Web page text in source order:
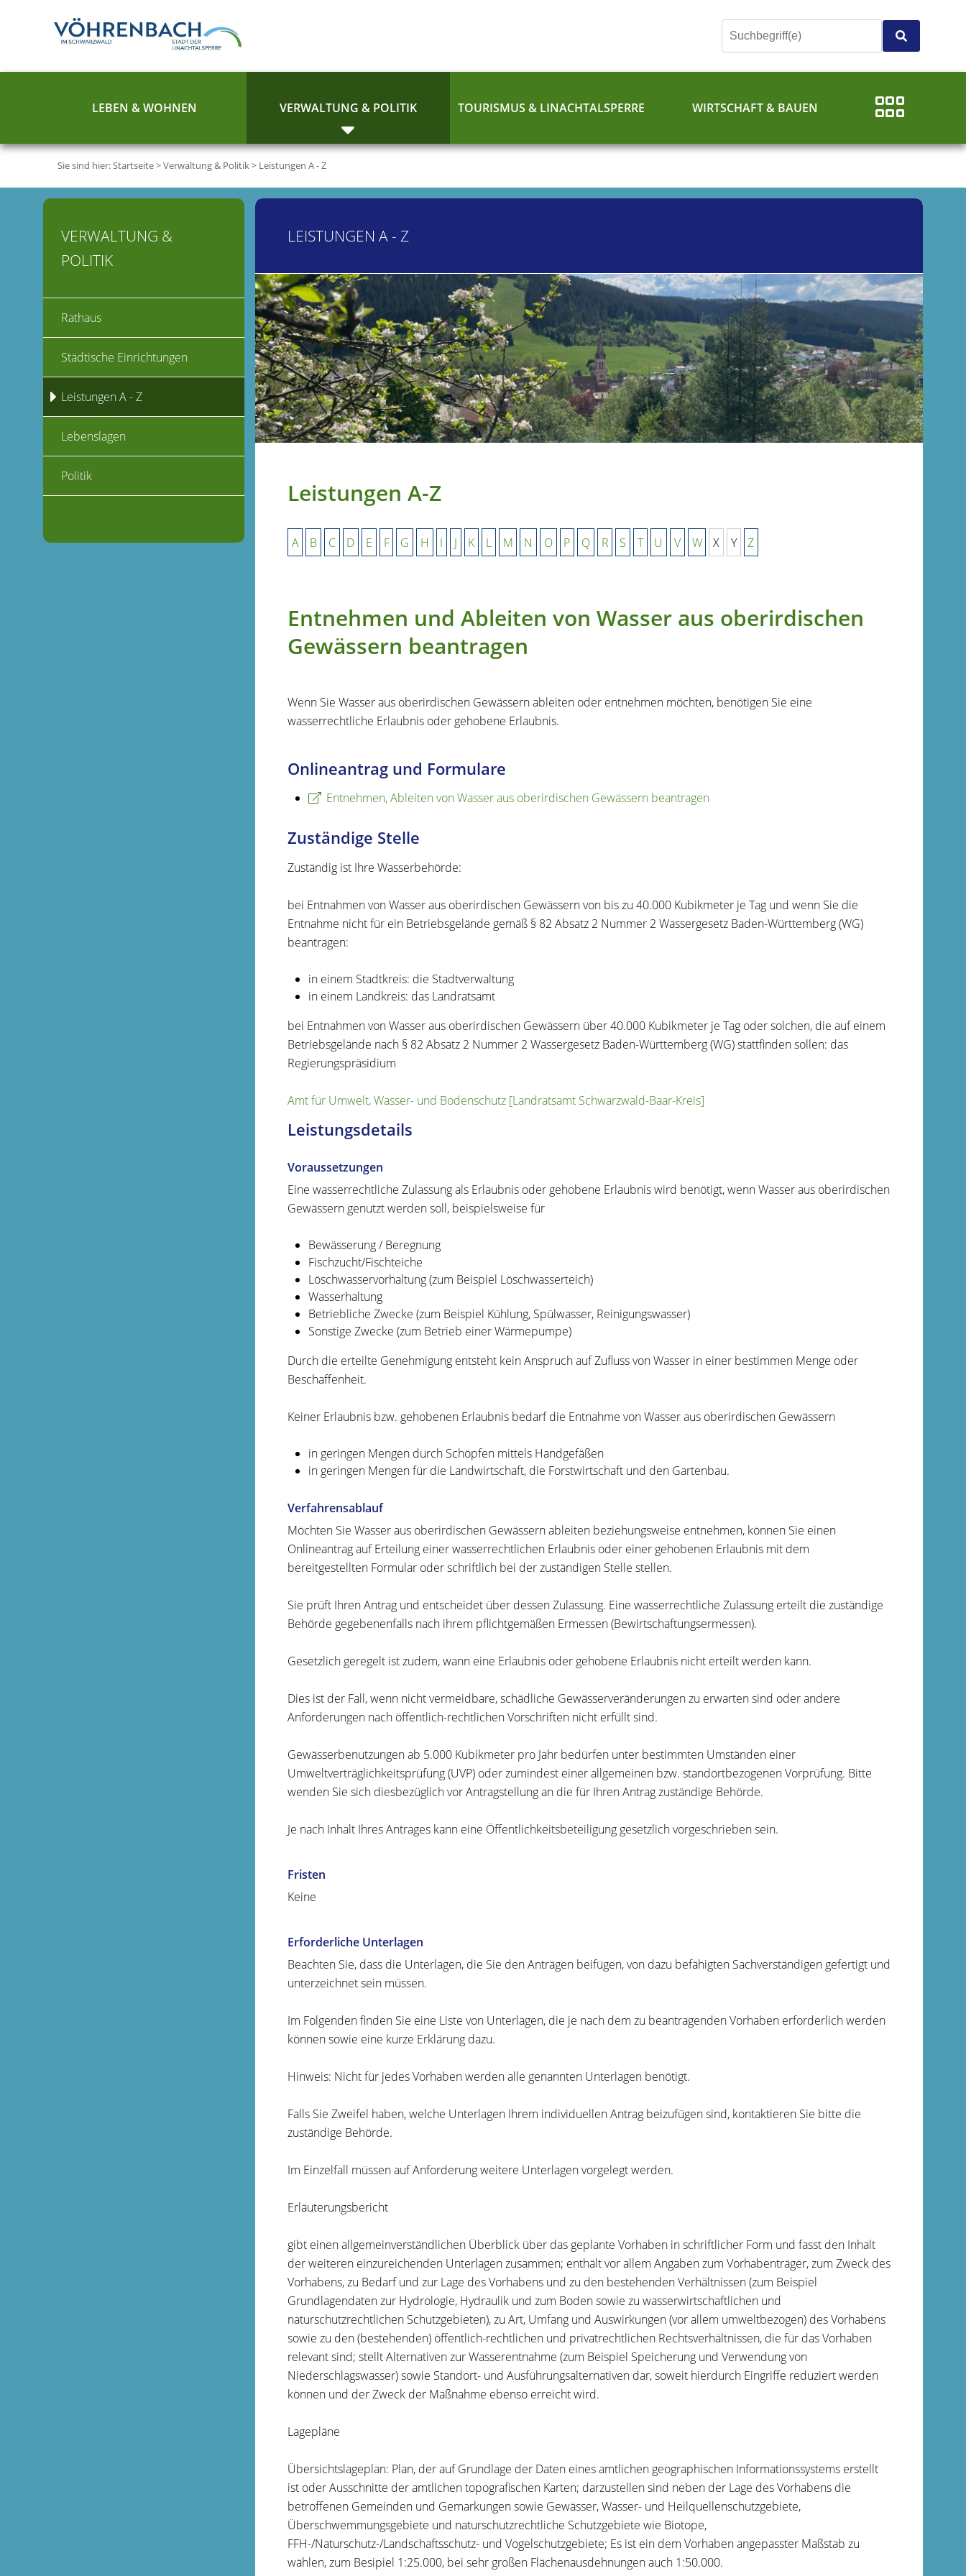
LEBEN & WOHNEN VERWALTUNG & POLITIK TOURISMUS & LINACHTALSPERRE WIRTSCHAFT & BAUEN
Sie sind hier:Startseite>Verwaltung & Politik> Leistungen A - Z
LEISTUNGEN A - Z
Leistungen A-Z
A B C D E F G H I J K L M N O P Q R S T U V W X Y Z
Entnehmen und Ableiten von Wasser aus oberirdischen
Gewässern beantragen
Wenn Sie Wasser aus oberirdischen Gewässern ableiten oder entnehmen möchten, benötigen Sie eine
wasserrechtliche Erlaubnis oder gehobene Erlaubnis.
Onlineantrag und Formulare
Entnehmen, Ableiten von Wasser aus oberirdischen Gewässern beantragen
Zuständige Stelle
Zuständig ist Ihre Wasserbehörde:
bei Entnahmen von Wasser aus oberirdischen Gewässern von bis zu 40.000 Kubikmeter je Tag und wenn Sie die
Entnahme nicht für ein Betriebsgelände gemäß § 82 Absatz 2 Nummer 2 Wassergesetz Baden-Württemberg (WG)
beantragen:
in einem Stadtkreis: die Stadtverwaltung
in einem Landkreis: das Landratsamt
bei Entnahmen von Wasser aus oberirdischen Gewässern über 40.000 Kubikmeter je Tag oder solchen, die auf einem
Betriebsgelände nach § 82 Absatz 2 Nummer 2 Wassergesetz Baden-Württemberg (WG) stattfinden sollen: das
Regierungspräsidium
Amt für Umwelt, Wasser- und Bodenschutz [Landratsamt Schwarzwald-Baar-Kreis]
Leistungsdetails
Voraussetzungen
Eine wasserrechtliche Zulassung als Erlaubnis oder gehobene Erlaubnis wird benötigt, wenn Wasser aus oberirdischen
Gewässern genutzt werden soll, beispielsweise für
Bewässerung / Beregnung
Fischzucht/Fischteiche
Löschwasservorhaltung (zum Beispiel Löschwasserteich)
Wasserhaltung
Betriebliche Zwecke (zum Beispiel Kühlung, Spülwasser, Reinigungswasser)
Sonstige Zwecke (zum Betrieb einer Wärmepumpe)
Durch die erteilte Genehmigung entsteht kein Anspruch auf Zufluss von Wasser in einer bestimmen Menge oder
Beschaffenheit.
Keiner Erlaubnis bzw. gehobenen Erlaubnis bedarf die Entnahme von Wasser aus oberirdischen Gewässern
in geringen Mengen durch Schöpfen mittels Handgefäßen
in geringen Mengen für die Landwirtschaft, die Forstwirtschaft und den Gartenbau.
Verfahrensablauf
Möchten Sie Wasser aus oberirdischen Gewässern ableiten beziehungsweise entnehmen, können Sie einen
Onlineantrag auf Erteilung einer wasserrechtlichen Erlaubnis oder einer gehobenen Erlaubnis mit dem
bereitgestellten Formular oder schriftlich bei der zuständigen Stelle stellen.
Sie prüft Ihren Antrag und entscheidet über dessen Zulassung. Eine wasserrechtliche Zulassung erteilt die zuständige
Behörde gegebenenfalls nach ihrem pflichtgemäßen Ermessen (Bewirtschaftungsermessen).
Gesetzlich geregelt ist zudem, wann eine Erlaubnis oder gehobene Erlaubnis nicht erteilt werden kann.
Dies ist der Fall, wenn nicht vermeidbare, schädliche Gewässerveränderungen zu erwarten sind oder andere
Anforderungen nach öffentlich-rechtlichen Vorschriften nicht erfüllt sind.
Gewässerbenutzungen ab 5.000 Kubikmeter pro Jahr bedürfen unter bestimmten Umständen einer
Umweltverträglichkeitsprüfung (UVP) oder zumindest einer allgemeinen bzw. standortbezogenen Vorprüfung. Bitte
wenden Sie sich diesbezüglich vor Antragstellung an die für Ihren Antrag zuständige Behörde.
Je nach Inhalt Ihres Antrages kann eine Öffentlichkeitsbeteiligung gesetzlich vorgeschrieben sein.
Fristen
Keine
Erforderliche Unterlagen
Beachten Sie, dass die Unterlagen, die Sie den Anträgen beifügen, von dazu befähigten Sachverständigen gefertigt und
unterzeichnet sein müssen.
Im Folgenden finden Sie eine Liste von Unterlagen, die je nach dem zu beantragenden Vorhaben erforderlich werden
können sowie eine kurze Erklärung dazu.
Hinweis: Nicht für jedes Vorhaben werden alle genannten Unterlagen benötigt.
Falls Sie Zweifel haben, welche Unterlagen Ihrem individuellen Antrag beizufügen sind, kontaktieren Sie bitte die
zuständige Behörde.
Im Einzelfall müssen auf Anforderung weitere Unterlagen vorgelegt werden.
Erläuterungsbericht
gibt einen allgemeinverständlichen Überblick über das geplante Vorhaben in schriftlicher Form und fasst den Inhalt
der weiteren einzureichenden Unterlagen zusammen; enthält vor allem Angaben zum Vorhabenträger, zum Zweck des
Vorhabens, zu Bedarf und zur Lage des Vorhabens und zu den bestehenden Verhältnissen (zum Beispiel
Grundlagendaten zur Hydrologie, Hydraulik und zum Boden sowie zu wasserwirtschaftlichen und
naturschutzrechtlichen Schutzgebieten), zu Art, Umfang und Auswirkungen (vor allem umweltbezogen) des Vorhabens
sowie zu den (bestehenden) öffentlich-rechtlichen und privatrechtlichen Rechtsverhältnissen, die für das Vorhaben
relevant sind; stellt Alternativen zur Wasserentnahme (zum Beispiel Speicherung und Verwendung von
Niederschlagswasser) sowie Standort- und Ausführungsalternativen dar, soweit hierdurch Eingriffe reduziert werden
können und der Zweck der Maßnahme ebenso erreicht wird.
Lagepläne
Übersichtslageplan: Plan, der auf Grundlage der Daten eines amtlichen geographischen Informationssystems erstellt
ist oder Ausschnitte der amtlichen topografischen Karten; darzustellen sind neben der Lage des Vorhabens die
betroffenen Gemeinden und Gemarkungen sowie Gewässer, Wasser- und Heilquellenschutzgebiete,
Überschwemmungsgebiete und naturschutzrechtliche Schutzgebiete wie Biotope,
FFH-/Naturschutz-/Landschaftsschutz- und Vogelschutzgebiete; Es ist ein dem Vorhaben angepasster Maßstab zu
wählen, zum Besipiel 1:25.000, bei sehr großen Flächenausdehnungen auch 1:50.000.
VERWALTUNG &
POLITIK
Rathaus
Städtische Einrichtungen
Leistungen A - Z
Lebenslagen
Politik